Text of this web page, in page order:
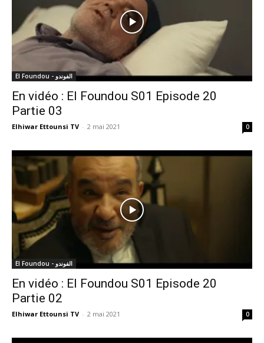
El Foundou - الفوندو
En vidéo : El Foundou S01 Episode 20
Partie 03
Elhiwar Ettounsi TV - 2 mai 2021 0
El Foundou - الفوندو
En vidéo : El Foundou S01 Episode 20
Partie 02
Elhiwar Ettounsi TV - 2 mai 2021 0